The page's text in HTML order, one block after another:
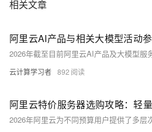
相关文章
云计算学习者 892